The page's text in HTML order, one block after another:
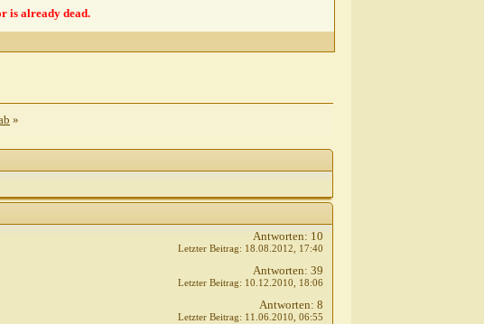
is already dead.
»
Antworten: 10
Letzter Beitrag: 18.08.2012, 17:40
Antworten: 39
Letzter Beitrag: 10.12.2010, 18:06
Antworten: 8
Letzter Beitrag: 11.06.2010, 06:55